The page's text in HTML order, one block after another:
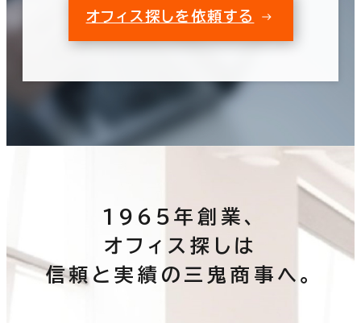
オフィス探しを依頼する
1965年創業、
オフィス探しは
信頼と実績の三鬼商事へ。